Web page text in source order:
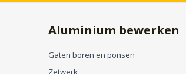
Aluminium bewerken
Gaten boren en ponsen
Zetwerk